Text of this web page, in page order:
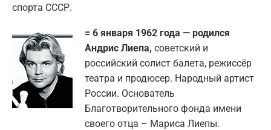
спорта СССР.
= 6 января 1962 года — родился
Андрис Лиепа, советский и
российский солист балета, режиссёр
театра и продюсер. Народный артист
России. Основатель
Благотворительного фонда имени
своего отца – Мариса Лиепы.